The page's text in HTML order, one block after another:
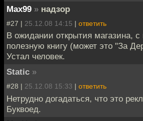
Max99 » надзор
#27 | 25.12.08 14:15 | ответить
В ожидании открытия магазина,
полезную книгу (может это "За
Устал человек.
Static »
#28 | 25.12.08 15:33 | ответить
Нетрудно догадаться, что это
Буквоед.